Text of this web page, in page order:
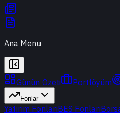
Ana Menu
Günün Özeti Portföyüm
Fonlar
Yatırım FonlarıBES Fonları